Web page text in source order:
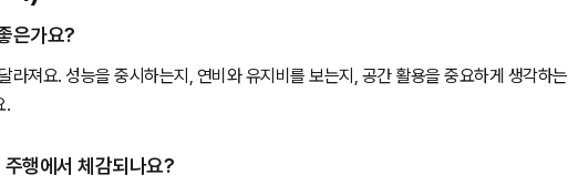
은가요?
라져요. 성능을 중시하는지, 연비와 유지비를 보는지, 공간 활용을 중요하게 생각하는
.
행에서 체감되나요?